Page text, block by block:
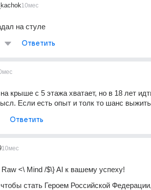
10мес
на стуле
Ответить
крыше с 5 этажа хватает, но в 18 лет
Если есть опыт и толк то шанс выжить
Ответить
10мес
<\ Mind /$\} AI к вашему успеху!
стать Героем Российской